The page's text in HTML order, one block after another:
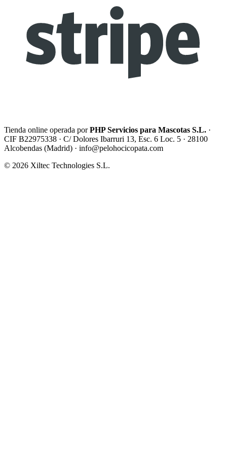
Tienda online operada porPHP Servicios para Mascotas S.L. ·
CIF B22975338 · C/ Dolores Ibarruri 13, Esc. 6 Loc. 5 · 28100
Alcobendas (Madrid) · info@pelohocicopata.com
© 2026 Xiltec Technologies S.L.